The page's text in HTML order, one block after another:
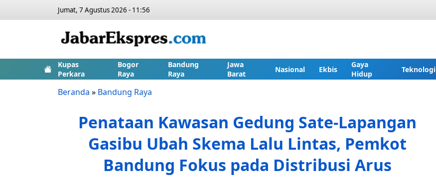
Jumat, 7 Agustus 2026 - 11:56
Kupas
Perkara
Bogor
Raya
Bandung
Raya
Jawa
Barat
Nasional Ekbis
Gaya
Hidup
Teknologi
Beranda » Bandung Raya
Penataan Kawasan Gedung Sate-Lapangan
Gasibu Ubah Skema Lalu Lintas, Pemkot
Bandung Fokus pada Distribusi Arus